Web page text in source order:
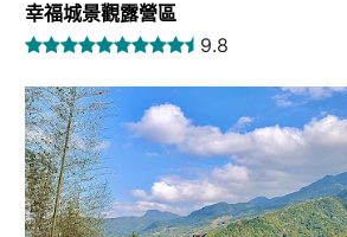
幸福城景觀露營區
9.8